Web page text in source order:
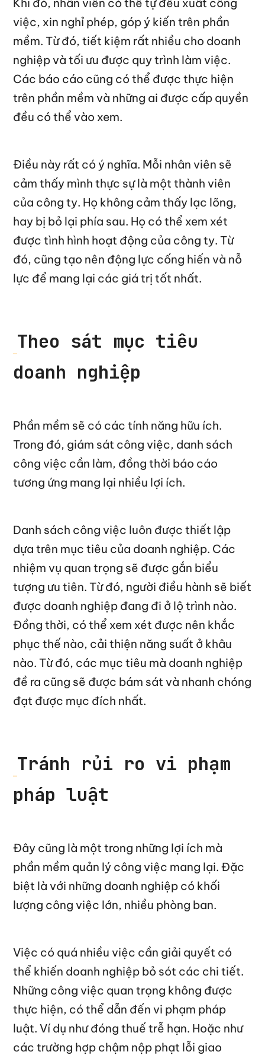
việc, xin nghỉ phép, góp ý kiến trên phần
mềm. Từ đó, tiết kiệm rất nhiều cho doanh
nghiệp và tối ưu được quy trình làm việc.
Các báo cáo cũng có thể được thực hiện
trên phần mềm và những ai được cấp quyền
đều có thể vào xem.
Điều này rất có ý nghĩa. Mỗi nhân viên sẽ
cảm thấy mình thực sự là một thành viên
của công ty. Họ không cảm thấy lạc lõng,
hay bị bỏ lại phía sau. Họ có thể xem xét
được tình hình hoạt động của công ty. Từ
đó, cũng tạo nên động lực cống hiến và nỗ
lực để mang lại các giá trị tốt nhất.
Theo sát mục tiêu
doanh nghiệp
Phần mềm sẽ có các tính năng hữu ích.
Trong đó, giám sát công việc, danh sách
công việc cần làm, đồng thời báo cáo
tương ứng mang lại nhiều lợi ích.
Danh sách công việc luôn được thiết lập
dựa trên mục tiêu của doanh nghiệp. Các
nhiệm vụ quan trọng sẽ được gắn biểu
tượng ưu tiên. Từ đó, người điều hành sẽ biết
được doanh nghiệp đang đi ở lộ trình nào.
Đồng thời, có thể xem xét được nên khắc
phục thế nào, cải thiện năng suất ở khâu
nào. Từ đó, các mục tiêu mà doanh nghiệp
đề ra cũng sẽ được bám sát và nhanh chóng
đạt được mục đích nhất.
Tránh rủi ro vi phạm
pháp luật
Đây cũng là một trong những lợi ích mà
phần mềm quản lý công việc mang lại. Đặc
biệt là với những doanh nghiệp có khối
lượng công việc lớn, nhiều phòng ban.
Việc có quá nhiều việc cần giải quyết có
thể khiến doanh nghiệp bỏ sót các chi tiết.
Những công việc quan trọng không được
thực hiện, có thể dẫn đến vi phạm pháp
luật. Ví dụ như đóng thuế trễ hạn. Hoặc như
các trường hợp chậm nộp phạt lỗi giao